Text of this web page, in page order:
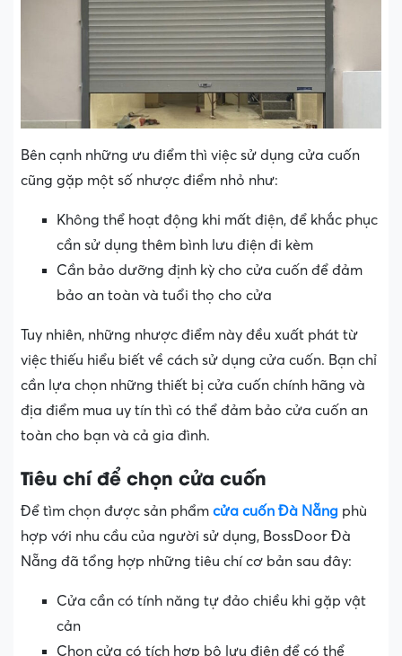
Bên cạnh những ưu điểm thì việc sử dụng cửa cuốn
cũng gặp một số nhược điểm nhỏ như:
Không thể hoạt động khi mất điện, để khắc phục
cần sử dụng thêm bình lưu điện đi kèm
Cần bảo dưỡng định kỳ cho cửa cuốn để đảm
bảo an toàn và tuổi thọ cho cửa
Tuy nhiên, những nhược điểm này đều xuất phát từ
việc thiếu hiểu biết về cách sử dụng cửa cuốn. Bạn chỉ
cần lựa chọn những thiết bị cửa cuốn chính hãng và
địa điểm mua uy tín thì có thể đảm bảo cửa cuốn an
toàn cho bạn và cả gia đình.
Tiêu chí để chọn cửa cuốn
Để tìm chọn được sản phẩm cửa cuốn Đà Nẵng phù
hợp với nhu cầu của người sử dụng, BossDoor Đà
Nẵng đã tổng hợp những tiêu chí cơ bản sau đây:
Cửa cần có tính năng tự đảo chiều khi gặp vật
cản
Chọn cửa có tích hợp bộ lưu điện để có thể